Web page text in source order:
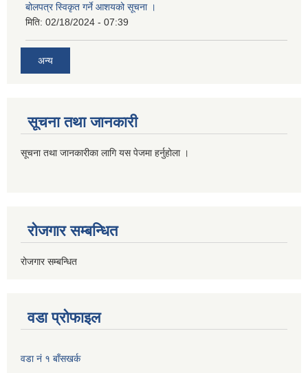
बोलपत्र स्विकृत गर्ने आशयको सूचना ।
मिति: 02/18/2024 - 07:39
अन्य
सूचना तथा जानकारी
सूचना तथा जानकारीका लागि यस पेजमा हर्नुहोला ।
रोजगार सम्बन्धित
रोजगार सम्बन्धित
वडा प्रोफाइल
वडा नं १ बाँसखर्क